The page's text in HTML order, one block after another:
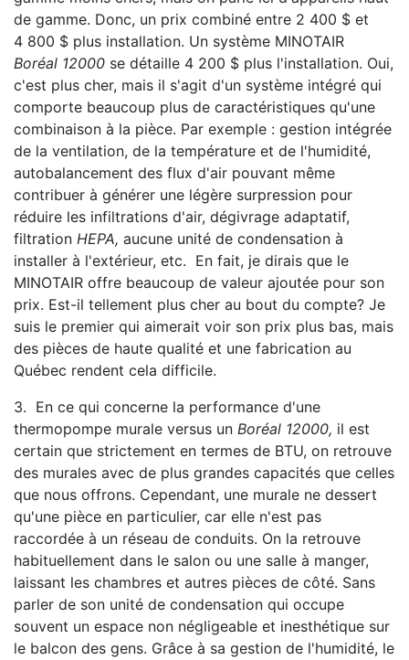
de gamme. Donc, un prix combiné entre 2 400 $ et
4 800 $ plus installation. Un système MINOTAIR
Boréal 12000 se détaille 4 200 $ plus l'installation. Oui,
c'est plus cher, mais il s'agit d'un système intégré qui
comporte beaucoup plus de caractéristiques qu'une
combinaison à la pièce. Par exemple : gestion intégrée
de la ventilation, de la température et de l'humidité,
autobalancement des flux d'air pouvant même
contribuer à générer une légère surpression pour
réduire les infiltrations d'air, dégivrage adaptatif,
filtration HEPA, aucune unité de condensation à
installer à l'extérieur, etc. En fait, je dirais que le
MINOTAIR offre beaucoup de valeur ajoutée pour son
prix. Est-il tellement plus cher au bout du compte? Je
suis le premier qui aimerait voir son prix plus bas, mais
des pièces de haute qualité et une fabrication au
Québec rendent cela difficile.
3. En ce qui concerne la performance d'une
thermopompe murale versus un Boréal 12000, il est
certain que strictement en termes de BTU, on retrouve
des murales avec de plus grandes capacités que celles
que nous offrons. Cependant, une murale ne dessert
qu'une pièce en particulier, car elle n'est pas
raccordée à un réseau de conduits. On la retrouve
habituellement dans le salon ou une salle à manger,
laissant les chambres et autres pièces de côté. Sans
parler de son unité de condensation qui occupe
souvent un espace non négligeable et inesthétique sur
le balcon des gens. Grâce à sa gestion de l'humidité, le